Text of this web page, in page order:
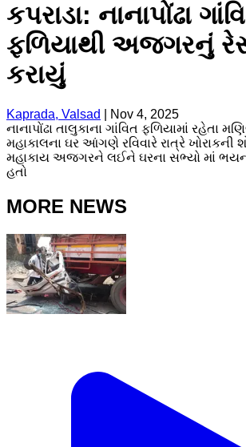
કપરાડા: નાનાપોંઢા
ફળિયાથી અજગરનું
કરાયું
Kaprada, Valsad
Nov 4, 2025
નાનાપોંઢા તાલુકાના ગાંવિત ફળિયામાં રહેતા
મહાકાલના ઘર આંગણે રવિવારે રાત્રે ખોરાકની
મહાકાય અજગરને લઈને ઘરના સભ્યો માં ભયનો
હતો
MORE NEWS